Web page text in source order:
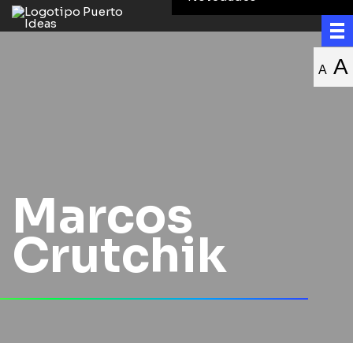
A A
Marcos
Crutchik